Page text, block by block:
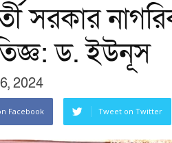
সরকার
ড. ইউনূস
2024
Facebook Tweet on Twitter